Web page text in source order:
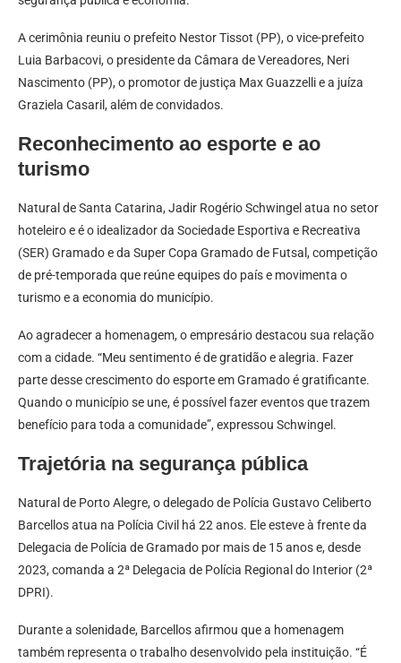
A cerimônia reuniu o prefeito Nestor Tissot (PP), o vice-prefeito
Luia Barbacovi, o presidente da Câmara de Vereadores, Neri
Nascimento (PP), o promotor de justiça Max Guazzelli e a juíza
Graziela Casaril, além de convidados.
Reconhecimento ao esporte e ao
turismo
Natural de Santa Catarina, Jadir Rogério Schwingel atua no setor
hoteleiro e é o idealizador da Sociedade Esportiva e Recreativa
(SER) Gramado e da Super Copa Gramado de Futsal, competição
de pré-temporada que reúne equipes do país e movimenta o
turismo e a economia do município.
Ao agradecer a homenagem, o empresário destacou sua relação
com a cidade. “Meu sentimento é de gratidão e alegria. Fazer
parte desse crescimento do esporte em Gramado é gratificante.
Quando o município se une, é possível fazer eventos que trazem
benefício para toda a comunidade”, expressou Schwingel.
Trajetória na segurança pública
Natural de Porto Alegre, o delegado de Polícia Gustavo Celiberto
Barcellos atua na Polícia Civil há 22 anos. Ele esteve à frente da
Delegacia de Polícia de Gramado por mais de 15 anos e, desde
2023, comanda a 2ª Delegacia de Polícia Regional do Interior (2ª
DPRI).
Durante a solenidade, Barcellos afirmou que a homenagem
também representa o trabalho desenvolvido pela instituição. “É